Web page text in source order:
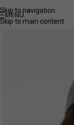
Skip to navigation
Skip to main content
MENÜ